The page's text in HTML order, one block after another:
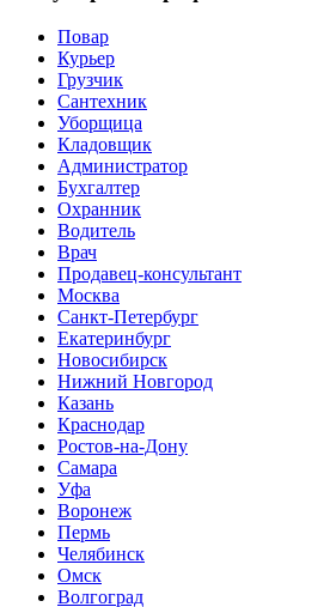
Повар
Курьер
Грузчик
Сантехник
Уборщица
Кладовщик
Администратор
Бухгалтер
Охранник
Водитель
Врач
Продавец-консультант
Москва
Санкт-Петербург
Екатеринбург
Новосибирск
Нижний Новгород
Казань
Краснодар
Ростов-на-Дону
Самара
Уфа
Воронеж
Пермь
Челябинск
Омск
Волгоград